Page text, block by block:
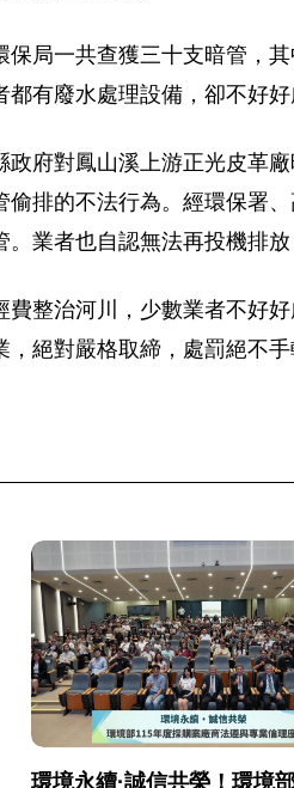
保局一共查獲三十支暗管，
有廢水處理設備，卻不好
政府對鳳山溪上游正光皮革
偷排的不法行為。經環保署
業者也自認無法再投機排放
費整治河川，少數業者不好
絕對嚴格取締，處罰絕不
環境永續·誠信共榮！環境